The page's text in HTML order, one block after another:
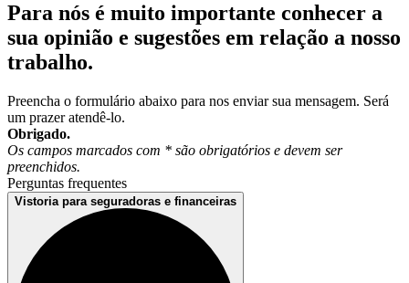
Para nós é muito importante conhecer a
sua opinião e sugestões em relação a nosso
trabalho.
Preencha o formulário abaixo para nos enviar sua mensagem. Será
um prazer atendê-lo.
Obrigado.
Os campos marcados com * são obrigatórios e devem ser
preenchidos.
Perguntas frequentes
Vistoria para seguradoras e financeiras